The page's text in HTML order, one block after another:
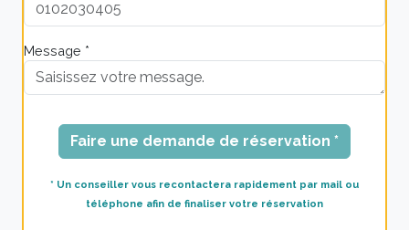
Message *
Faire une demande de réservation *
* Un conseiller vous recontactera rapidement par mail ou
téléphone afin de finaliser votre réservation